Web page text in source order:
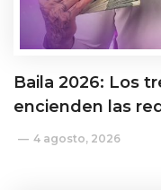
Baila 2026: Los
encienden las
4 agosto, 2026